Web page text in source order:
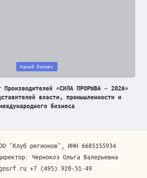
Малый бизнес
Производителей «СИЛА ПРОРЫВА — 2026»
власти, промышленности и
бизнеса
"Клуб регионов", ИНН 6685155934
Чернокоз Ольга Валерьевна
+7 (495) 920-51-49